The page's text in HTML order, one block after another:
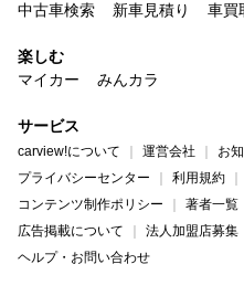
中古車検索
新車見積り 車買
楽しむ
マイカー
みんカラ
サービス
carview!について 運営会社 お
プライバシーセンター
利用規約
コンテンツ制作ポリシー
著者一覧
広告掲載について
法人加盟店募集
ヘルプ・お問い合わせ